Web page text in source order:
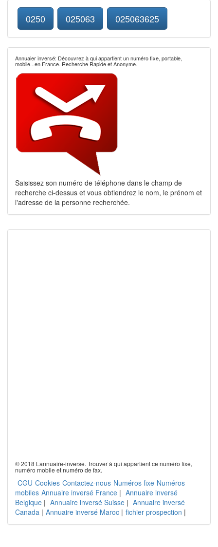
0250 025063 025063625
Annuaier inversé: Découvrez à qui appartient un numéro fixe, portable,
mobile...en France. Recherche Rapide et Anonyme.
Saisissez son numéro de téléphone dans le champ de
recherche ci-dessus et vous obtiendrez le nom, le prénom et
l'adresse de la personne recherchée.
© 2018 Lannuaire-inverse. Trouver à qui appartient ce numéro fixe,
numéro mobile et numéro de fax.
CGU Cookies Contactez-nous Numéros fixe Numéros
mobiles Annuaire inversé France | Annuaire inversé
Belgique | Annuaire inversé Suisse | Annuaire inversé
Canada | Annuaire inversé Maroc | fichier prospection |